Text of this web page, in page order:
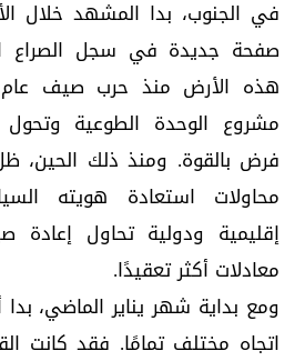
في الجنوب، بدا المشهد خلال
صفحة جديدة في سجل الصراع
مشروع الوحدة الطوعية
فرض بالقوة. ومنذ ذلك الحين،
محاولات استعادة هويته
إقليمية ودولية تحاول
معادلات أكثر تعقيدًا.
ومع بداية شهر يناير الماضي،
اتجاه مختلف تمامًا. فقد كانت